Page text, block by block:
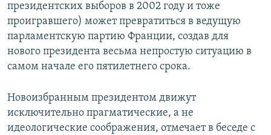
президентских выборов в 2002 году и тоже
проигравшего) может превратиться в ведущую
парламентскую партию Франции, создав для
нового президента весьма непростую ситуацию в
самом начале его пятилетнего срока.
Новоизбранным президентом движут
исключительно прагматические, а не
идеологические соображения, отмечает в беседе с